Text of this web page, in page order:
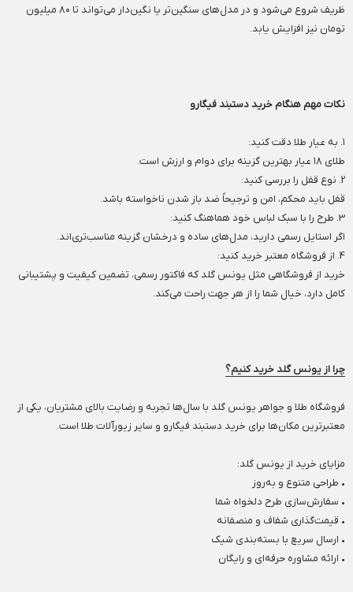
ظریف شروع می‌شود و در مدل‌های سنگین‌تر یا نگین‌دار می‌تواند تا ۸۰ میلیون
تومان نیز افزایش یابد.
نکات مهم هنگام خرید دستبند فیگارو
۱. به عیار طلا دقت کنید:
طلای ۱۸ عیار بهترین گزینه برای دوام و ارزش است.
2. نوع قفل را بررسی کنید:
قفل باید محکم، امن و ترجیحاً ضد باز شدن ناخواسته باشد.
3. طرح را با سبک لباس خود هماهنگ کنید:
اگر استایل رسمی دارید، مدل‌های ساده و درخشان گزینه مناسب‌تری‌اند.
4. از فروشگاه معتبر خرید کنید:
خرید از فروشگاهی مثل یونس گلد که فاکتور رسمی، تضمین کیفیت و پشتیبانی
کامل دارد، خیال شما را از هر جهت راحت می‌کند.
چرا از یونس گلد خرید کنیم؟
فروشگاه طلا و جواهر یونس گلد با سال‌ها تجربه و رضایت بالای مشتریان، یکی از
معتبرترین مکان‌ها برای خرید دستبند فیگارو و سایر زیورآلات طلا است.
مزایای خرید از یونس گلد:
• طراحی متنوع و به‌روز
• سفارش‌سازی طرح دلخواه شما
• قیمت‌گذاری شفاف و منصفانه
• ارسال سریع با بسته‌بندی شیک
• ارائه مشاوره حرفه‌ای و رایگان